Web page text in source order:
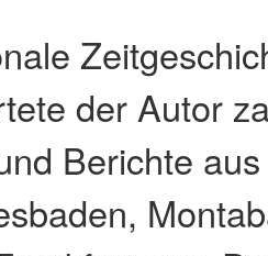
der Autor
Berichte